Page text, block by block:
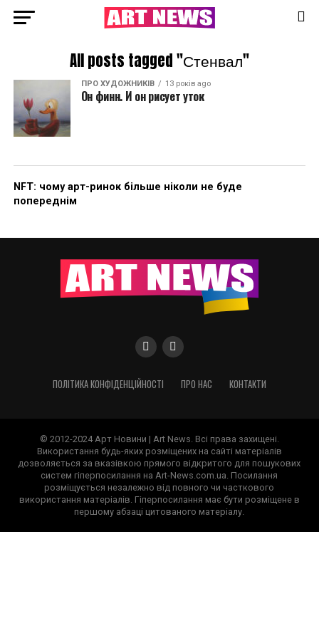
All posts tagged "Стенвал"
ПРО ХУДОЖНИКІВ 13 років ago
Он финн. И он рисует уток
NFT: чому арт-ринок більше ніколи не буде
попереднім
ПОЛІТИКА КОНФІДЕНЦІЙНОСТІ ПРО НАС КОНТАКТИ
© 2012-2024 Арт Новини | Art News. Всі права захищені.
Використання будь-яких розміщених на сайті матеріалів
дозволяється за вказівкою прямого відкритого для пошукових
систем гіперпосилання на Art-News.com.ua. Посилання
розміщується незалежно від повного чи часткового
використання матеріалів. Гіперпосилання має бути розміщене в
першому абзаці цитованого матеріалу.